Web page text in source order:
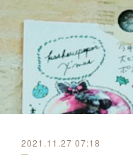
2021.11.27 07:18